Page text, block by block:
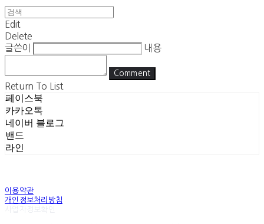
Edit
Delete
글쓴이
내용
Comment
Return To List
페이스북
카카오톡
네이버 블로그
밴드
라인
이용약관
개인정보처리방침